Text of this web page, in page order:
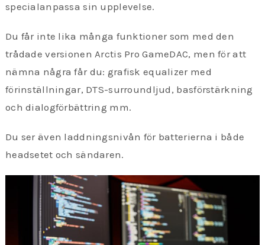
specialanpassa sin upplevelse.
Du får inte lika många funktioner som med den
trådade versionen Arctis Pro GameDAC, men för att
nämna några får du: grafisk equalizer med
förinställningar, DTS-surroundljud, basförstärkning
och dialogförbättring mm.
Du ser även laddningsnivån för batterierna i både
headsetet och sändaren.